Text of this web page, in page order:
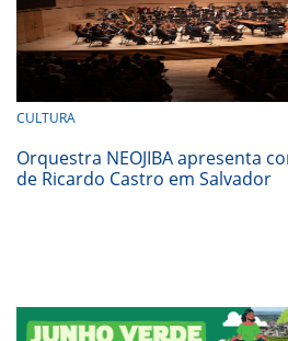
CULTURA
Orquestra NEOJIBA apresenta
de Ricardo Castro em Salvador